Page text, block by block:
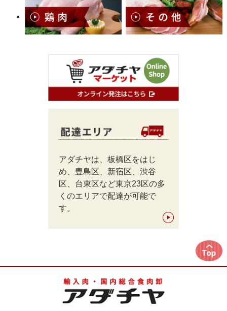
アダチヤは、板橋区をはじ
め、豊島区、新宿区、渋谷
区、台東区など東京23区の多
くのエリアで配達が可能で
す。